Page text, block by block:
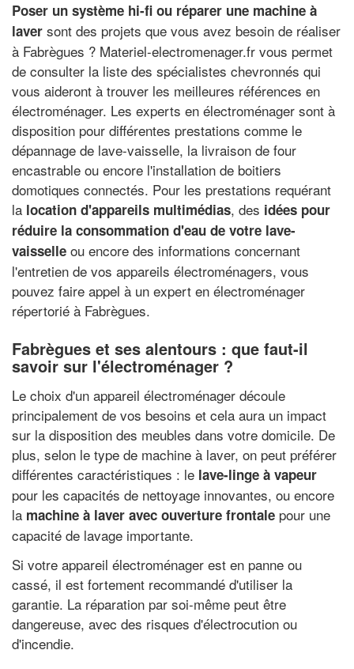
Poser un système hi-fi ou réparer une machine à
laver sont des projets que vous avez besoin de réaliser
à Fabrègues ? Materiel-electromenager.fr vous permet
de consulter la liste des spécialistes chevronnés qui
vous aideront à trouver les meilleures références en
électroménager. Les experts en électroménager sont à
disposition pour différentes prestations comme le
dépannage de lave-vaisselle, la livraison de four
encastrable ou encore l'installation de boitiers
domotiques connectés. Pour les prestations requérant
la location d'appareils multimédias, des idées pour
réduire la consommation d'eau de votre lave-
vaisselle ou encore des informations concernant
l'entretien de vos appareils électroménagers, vous
pouvez faire appel à un expert en électroménager
répertorié à Fabrègues.
Fabrègues et ses alentours : que faut-il
savoir sur l'électroménager ?
Le choix d'un appareil électroménager découle
principalement de vos besoins et cela aura un impact
sur la disposition des meubles dans votre domicile. De
plus, selon le type de machine à laver, on peut préférer
différentes caractéristiques : le lave-linge à vapeur
pour les capacités de nettoyage innovantes, ou encore
la machine à laver avec ouverture frontale pour une
capacité de lavage importante.
Si votre appareil électroménager est en panne ou
cassé, il est fortement recommandé d'utiliser la
garantie. La réparation par soi-même peut être
dangereuse, avec des risques d'électrocution ou
d'incendie.